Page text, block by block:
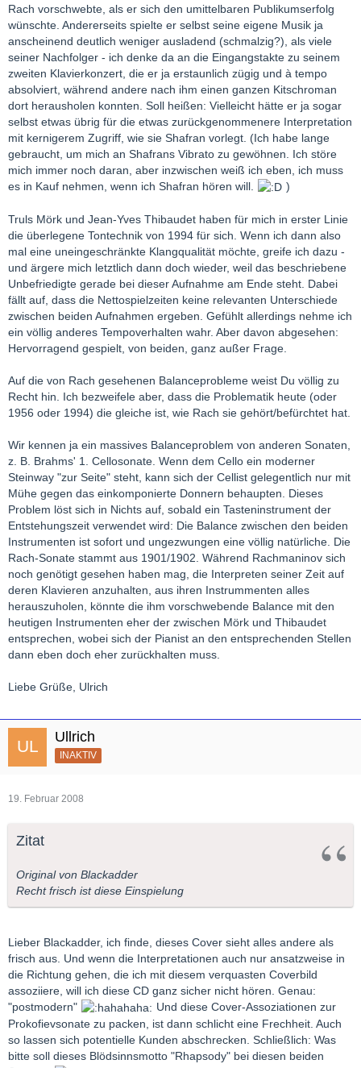
Rach vorschwebte, als er sich den umittelbaren Publikumserfolg
wünschte. Andererseits spielte er selbst seine eigene Musik ja
anscheinend deutlich weniger ausladend (schmalzig?), als viele
seiner Nachfolger - ich denke da an die Eingangstakte zu seinem
zweiten Klavierkonzert, die er ja erstaunlich zügig und à tempo
absolviert, während andere nach ihm einen ganzen Kitschroman
dort herausholen konnten. Soll heißen: Vielleicht hätte er ja sogar
selbst etwas übrig für die etwas zurückgenommenere Interpretation
mit kernigerem Zugriff, wie sie Shafran vorlegt. (Ich habe lange
gebraucht, um mich an Shafrans Vibrato zu gewöhnen. Ich störe
mich immer noch daran, aber inzwischen weiß ich eben, ich muss
es in Kauf nehmen, wenn ich Shafran hören will.
)
Truls Mörk und Jean-Yves Thibaudet haben für mich in erster Linie
die überlegene Tontechnik von 1994 für sich. Wenn ich dann also
mal eine uneingeschränkte Klangqualität möchte, greife ich dazu -
und ärgere mich letztlich dann doch wieder, weil das beschriebene
Unbefriedigte gerade bei dieser Aufnahme am Ende steht. Dabei
fällt auf, dass die Nettospielzeiten keine relevanten Unterschiede
zwischen beiden Aufnahmen ergeben. Gefühlt allerdings nehme ich
ein völlig anderes Tempoverhalten wahr. Aber davon abgesehen:
Hervorragend gespielt, von beiden, ganz außer Frage.
Auf die von Rach gesehenen Balanceprobleme weist Du völlig zu
Recht hin. Ich bezweifele aber, dass die Problematik heute (oder
1956 oder 1994) die gleiche ist, wie Rach sie gehört/befürchtet hat.
Wir kennen ja ein massives Balanceproblem von anderen Sonaten,
z. B. Brahms' 1. Cellosonate. Wenn dem Cello ein moderner
Steinway "zur Seite" steht, kann sich der Cellist gelegentlich nur mit
Mühe gegen das einkomponierte Donnern behaupten. Dieses
Problem löst sich in Nichts auf, sobald ein Tasteninstrument der
Entstehungszeit verwendet wird: Die Balance zwischen den beiden
Instrumenten ist sofort und ungezwungen eine völlig natürliche. Die
Rach-Sonate stammt aus 1901/1902. Während Rachmaninov sich
noch genötigt gesehen haben mag, die Interpreten seiner Zeit auf
deren Klavieren anzuhalten, aus ihren Instrummenten alles
herauszuholen, könnte die ihm vorschwebende Balance mit den
heutigen Instrumenten eher der zwischen Mörk und Thibaudet
entsprechen, wobei sich der Pianist an den entsprechenden Stellen
dann eben doch eher zurückhalten muss.
Liebe Grüße, Ulrich
Ullrich
INAKTIV
19. Februar 2008
Zitat
Original von Blackadder
Recht frisch ist diese Einspielung
Lieber Blackadder, ich finde, dieses Cover sieht alles andere als
frisch aus. Und wenn die Interpretationen auch nur ansatzweise in
die Richtung gehen, die ich mit diesem verquasten Coverbild
assoziiere, will ich diese CD ganz sicher nicht hören. Genau:
"postmodern"
Und diese Cover-Assoziationen zur
Prokofievsonate zu packen, ist dann schlicht eine Frechheit. Auch
so lassen sich potentielle Kunden abschrecken. Schließlich: Was
bitte soll dieses Blödsinnsmotto "Rhapsody" bei diesen beiden